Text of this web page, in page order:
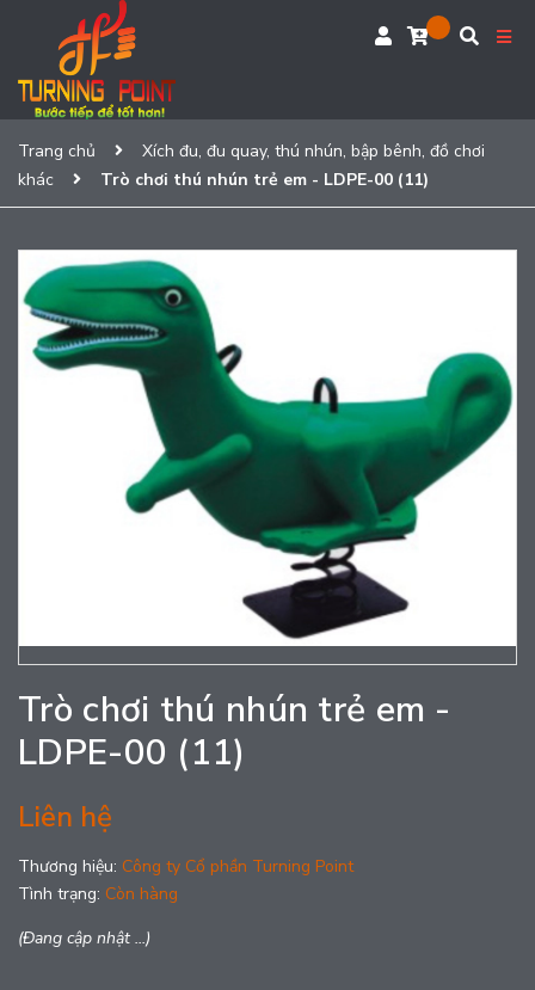
Trang chủ
Xích đu, đu quay, thú nhún, bập bênh, đồ chơi
khác
Trò chơi thú nhún trẻ em - LDPE-00 (11)
Trò chơi thú nhún trẻ em -
LDPE-00 (11)
Liên hệ
Thương hiệu: Công ty Cổ phần Turning Point
Tình trạng: Còn hàng
(Đang cập nhật ...)